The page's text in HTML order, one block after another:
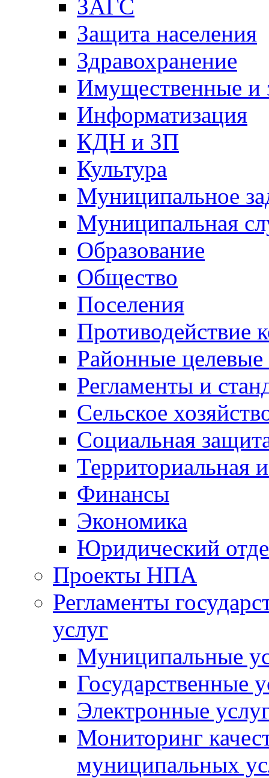
ЗАГС
Защита населения
Здравохранение
Имущественные и
Информатизация
КДН и ЗП
Культура
Муниципальное
Муниципальная
Образование
Общество
Поселения
Противодействие
Районные
Регламенты и
Сельское
Социальная
Территориальная
Финансы
Экономика
Юридический
Проекты НПА
Регламенты
услуг
Муниципальные
Государственные
Электронные
Мониторинг
муниципальных